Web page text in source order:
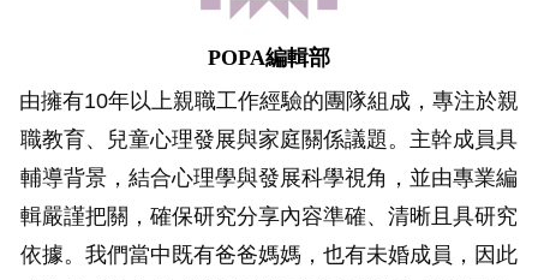
POPA編輯部
由擁有10年以上親職工作經驗的團隊組成，專注於親
職教育、兒童心理發展與家庭關係議題。主幹成員具
輔導背景，結合心理學與發展科學視角，並由專業編
輯嚴謹把關，確保研究分享內容準確、清晰且具研究
依據。我們當中既有爸爸媽媽，也有未婚成員，因此